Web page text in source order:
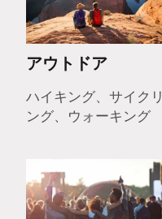
アウトドア
ハイキング、サイクリ
ング、ウォーキング